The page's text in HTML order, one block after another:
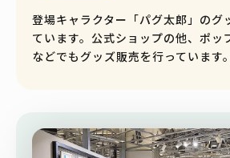
登場キャラクター「パグ太郎」のグ
ています。公式ショップの他、ポッ
などでもグッズ販売を行っています。